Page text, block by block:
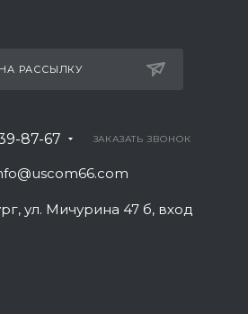
РАССЫЛКУ
87-67 ЗАКАЗАТЬ ЗВОНОК
ул. Мичурина 47 б, вход